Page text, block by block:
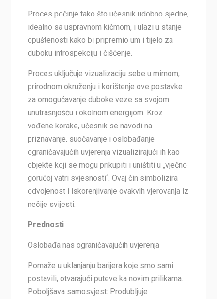
Proces počinje tako što učesnik udobno sjedne,
idealno sa uspravnom kičmom, i ulazi u stanje
opuštenosti kako bi pripremio um i tijelo za
duboku introspekciju i čišćenje.
Proces uključuje vizualizaciju sebe u mirnom,
prirodnom okruženju i korištenje ove postavke
za omogućavanje duboke veze sa svojom
unutrašnjošću i okolnom energijom. Kroz
vođene korake, učesnik se navodi na
priznavanje, suočavanje i oslobađanje
ograničavajućih uvjerenja vizualizirajući ih kao
objekte koji se mogu prikupiti i uništiti u „vječno
gorućoj vatri svjesnosti“. Ovaj čin simbolizira
odvojenost i iskorenjivanje ovakvih vjerovanja iz
nečije svijesti.
Prednosti
Oslobađa nas ograničavajućih uvjerenja
Pomaže u uklanjanju barijera koje smo sami
postavili, otvarajući puteve ka novim prilikama.
Poboljšava samosvjest: Produbljuje